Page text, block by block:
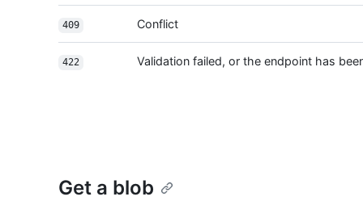
409 Conflict
422 Validation failed, or the endpoint has
Get a blob